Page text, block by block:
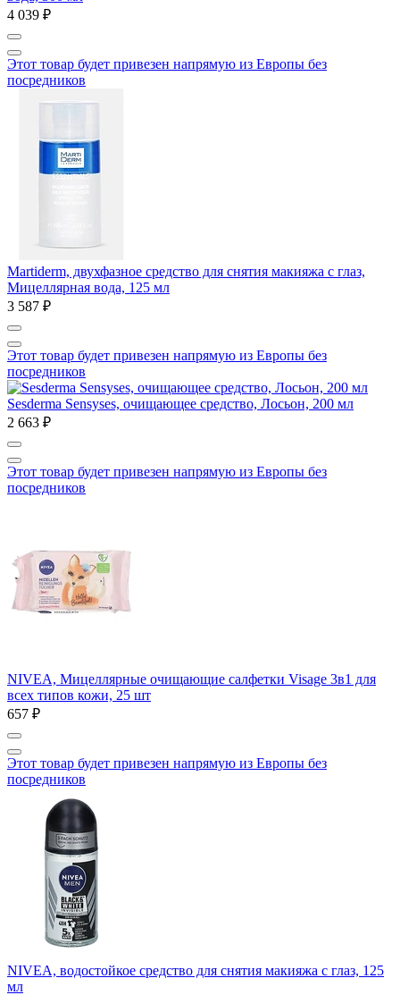
4 039 ₽
Этот товар будет привезен напрямую из Европы без
посредников
Martiderm, двухфазное средство для снятия макияжа с глаз,
Мицеллярная вода, 125 мл
3 587 ₽
Этот товар будет привезен напрямую из Европы без
посредников
Sesderma Sensyses, очищающее средство, Лосьон, 200 мл
2 663 ₽
Этот товар будет привезен напрямую из Европы без
посредников
NIVEA, Мицеллярные очищающие салфетки Visage 3в1 для
всех типов кожи, 25 шт
657 ₽
Этот товар будет привезен напрямую из Европы без
посредников
NIVEA, водостойкое средство для снятия макияжа с глаз, 125
мл